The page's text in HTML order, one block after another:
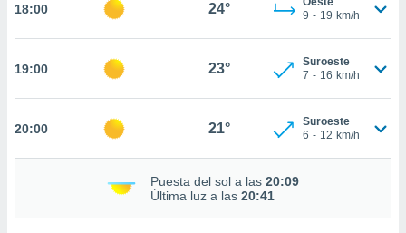
como
18:00 24°
9 - 19 km/h
19:00 23°
Suroeste
7 - 16 km/h
20:00 21°
Suroeste
6 - 12 km/h
Puesta del sol a las 20:09
Última luz a las 20:41